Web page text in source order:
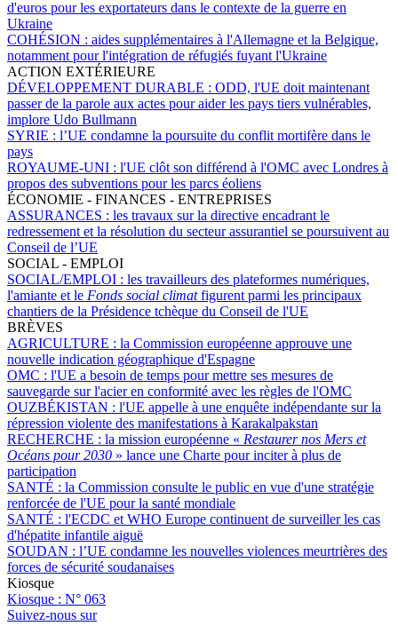
d'euros pour les exportateurs dans le contexte de la guerre en
Ukraine
COHÉSION : aides supplémentaires à l'Allemagne et la Belgique,
notamment pour l'intégration de réfugiés fuyant l'Ukraine
ACTION EXTÉRIEURE
DÉVELOPPEMENT DURABLE : ODD, l'UE doit maintenant
passer de la parole aux actes pour aider les pays tiers vulnérables,
implore Udo Bullmann
SYRIE : l’UE condamne la poursuite du conflit mortifère dans le
pays
ROYAUME-UNI : l'UE clôt son différend à l'OMC avec Londres à
propos des subventions pour les parcs éoliens
ÉCONOMIE - FINANCES - ENTREPRISES
ASSURANCES : les travaux sur la directive encadrant le
redressement et la résolution du secteur assurantiel se poursuivent au
Conseil de l’UE
SOCIAL - EMPLOI
SOCIAL/EMPLOI : les travailleurs des plateformes numériques,
l'amiante et le Fonds social climatfigurent parmi les principaux
chantiers de la Présidence tchèque du Conseil de l'UE
BRÈVES
AGRICULTURE : la Commission européenne approuve une
nouvelle indication géographique d'Espagne
OMC : l'UE a besoin de temps pour mettre ses mesures de
sauvegarde sur l'acier en conformité avec les règles de l'OMC
OUZBÉKISTAN : l'UE appelle à une enquête indépendante sur la
répression violente des manifestations à Karakalpakstan
RECHERCHE : la mission européenne « Restaurer nos Mers et
Océans pour 2030 » lance une Charte pour inciter à plus de
participation
SANTÉ : la Commission consulte le public en vue d'une stratégie
renforcée de l'UE pour la santé mondiale
SANTÉ : l'ECDC et WHO Europe continuent de surveiller les cas
d'hépatite infantile aiguë
SOUDAN : l’UE condamne les nouvelles violences meurtrières des
forces de sécurité soudanaises
Kiosque
Kiosque : N° 063
Suivez-nous sur